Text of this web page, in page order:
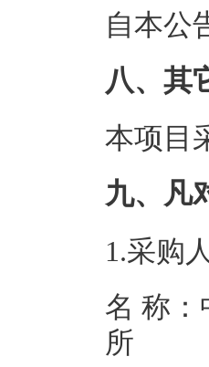
自本公
八、其
本项目
九、凡
1.采购
名 称